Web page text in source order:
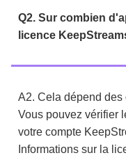
Q2. Sur combien
licence
A2. Cela dépend
Vous pouvez vérifier
votre compte
Informations sur la